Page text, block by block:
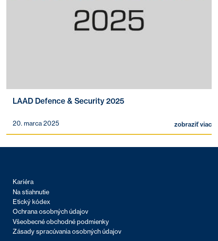
LAAD Defence & Security 2025
20. marca 2025 zobraziť viac
Kariéra
Na stiahnutie
Etický kódex
Ochrana osobných údajov
Všeobecné obchodné podmienky
Zásady spracúvania osobných údajov